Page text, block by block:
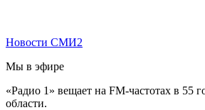
Новости СМИ2
Мы в эфире
«Радио 1» вещает на FM-частотах в 55
области.